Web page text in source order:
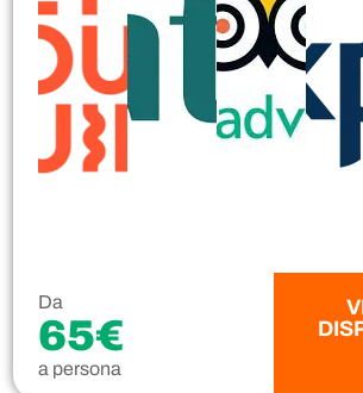
Da
65€
a persona